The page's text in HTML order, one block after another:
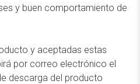
y buen comportamiento de
y aceptadas estas
por correo electrónico el
descarga del producto